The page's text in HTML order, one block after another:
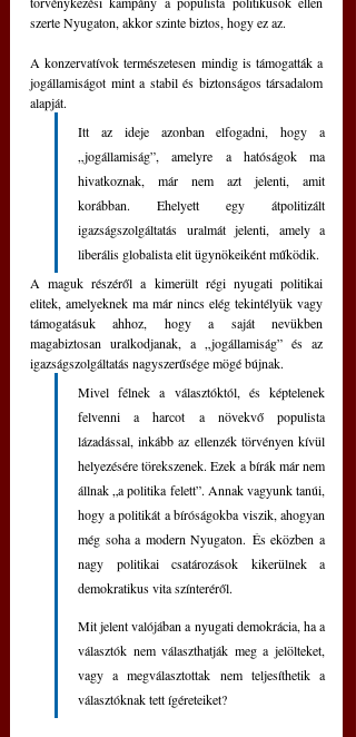
szerte Nyugaton, akkor szinte biztos, hogy ez az.
A konzervatívok természetesen mindig is támogatták a
jogállamiságot mint a stabil és biztonságos társadalom
alapját.
Itt az ideje azonban elfogadni, hogy a
„jogállamiság”, amelyre a hatóságok ma
hivatkoznak, már nem azt jelenti, amit
korábban. Ehelyett egy átpolitizált
igazságszolgáltatás uralmát jelenti, amely a
liberális globalista elit ügynökeiként működik.
A maguk részéről a kimerült régi nyugati politikai
elitek, amelyeknek ma már nincs elég tekintélyük vagy
támogatásuk ahhoz, hogy a saját nevükben
magabiztosan uralkodjanak, a „jogállamiság” és az
igazságszolgáltatás nagyszerűsége mögé bújnak.
Mivel félnek a választóktól, és képtelenek
felvenni a harcot a növekvő populista
lázadással, inkább az ellenzék törvényen kívül
helyezésére törekszenek. Ezek a bírák már nem
állnak „a politika felett”. Annak vagyunk tanúi,
hogy a politikát a bíróságokba viszik, ahogyan
még soha a modern Nyugaton. És eközben a
nagy politikai csatározások kikerülnek a
demokratikus vita színteréről.
Mit jelent valójában a nyugati demokrácia, ha a
választók nem választhatják meg a jelölteket,
vagy a megválasztottak nem teljesíthetik a
választóknak tett ígéreteiket?